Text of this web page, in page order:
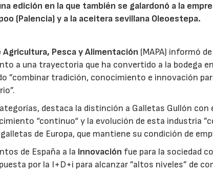
edición en la que también se galardonó a la
(Palencia) y a la aceitera sevillana Oleoestepa.
Pesca y Alimentación (MAPA) informó
a una trayectoria que ha convertido a la bodega
”combinar tradición, conocimiento e innovación
destaca la distinción a Galletas Gullón con
“continuo“ y la evolución de esta industria
de Europa, que mantiene su condición de
de España a la innovación fue para la sociedad
por la I+D+i para alcanzar ”altos niveles” de